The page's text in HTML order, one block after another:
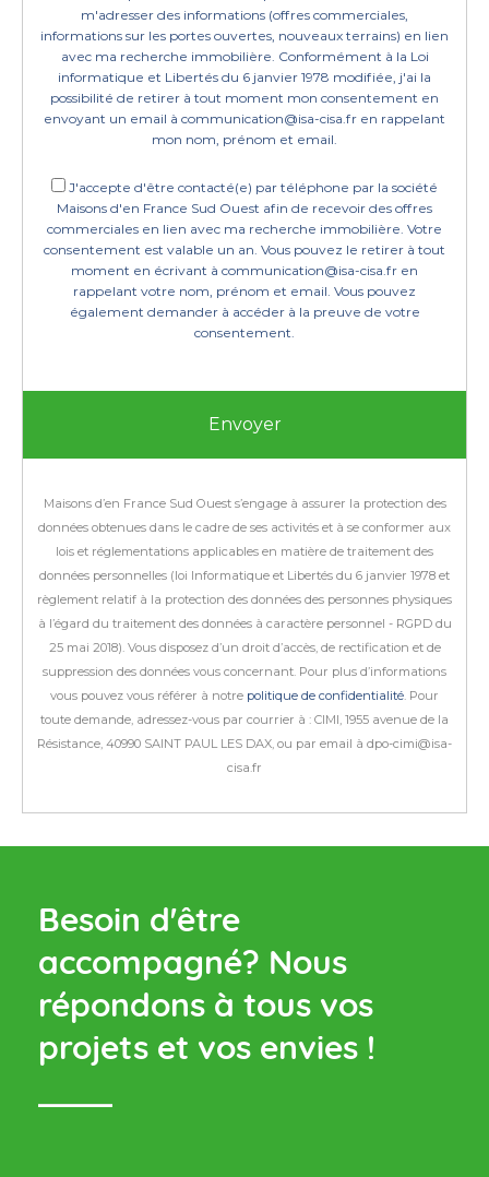
m'adresser des informations (offres commerciales,
informations sur les portes ouvertes, nouveaux terrains) en lien
avec ma recherche immobilière. Conformément à la Loi
informatique et Libertés du 6 janvier 1978 modifiée, j'ai la
possibilité de retirer à tout moment mon consentement en
envoyant un email à communication@isa-cisa.fr en rappelant
mon nom, prénom et email.
J'accepte d'être contacté(e) par téléphone par la société
Maisons d'en France Sud Ouest afin de recevoir des offres
commerciales en lien avec ma recherche immobilière. Votre
consentement est valable un an. Vous pouvez le retirer à tout
moment en écrivant à communication@isa-cisa.fr en
rappelant votre nom, prénom et email. Vous pouvez
également demander à accéder à la preuve de votre
consentement.
Maisons d’en France Sud Ouest s’engage à assurer la protection des
données obtenues dans le cadre de ses activités et à se conformer aux
lois et réglementations applicables en matière de traitement des
données personnelles (loi Informatique et Libertés du 6 janvier 1978 et
règlement relatif à la protection des données des personnes physiques
à l’égard du traitement des données à caractère personnel - RGPD du
25 mai 2018).Vous disposez d’un droit d’accès, de rectification et de
suppression des données vous concernant. Pour plus d’informations
vous pouvez vous référer à notre politique de confidentialité. Pour
toute demande, adressez-vous par courrier à : CIMI, 1955 avenue de la
Résistance, 40990 SAINT PAUL LES DAX, ou par email à dpo-cimi@isa-
cisa.fr
Besoin d'être
accompagné? Nous
répondons à tous vos
projets et vos envies !